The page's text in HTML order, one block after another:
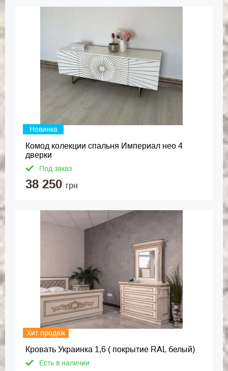
Новинка
Комод колекции спальня Империал нео 4
дверки
Под заказ
38 250 грн
Хит продаж
Кровать Украинка 1,6 ( покрытие RAL белый)
Есть в наличии